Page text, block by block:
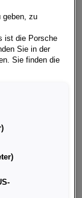
geben, zu
ist die Porsche
Sie in der
Sie finden die